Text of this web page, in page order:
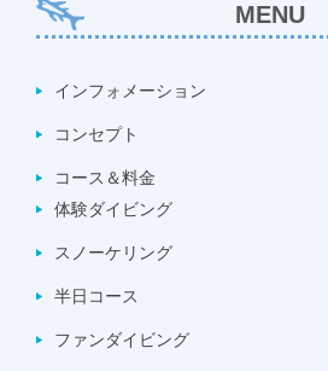
MENU
インフォメーション
コンセプト
コース＆料金
体験ダイビング
スノーケリング
半日コース
ファンダイビング